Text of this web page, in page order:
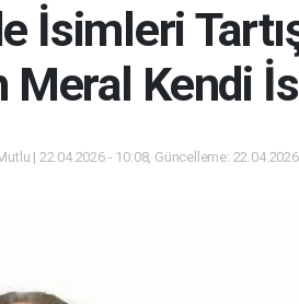
İsimleri
Meral Kendi
| 22.04.2026 - 10:08, Güncelleme: